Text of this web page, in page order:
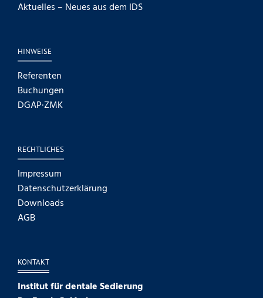
Aktuelles – Neues aus dem IDS
HINWEISE
Referenten
Buchungen
DGAP·ZMK
RECHTLICHES
Impressum
Datenschutzerklärung
Downloads
AGB
KONTAKT
Institut für dentale Sedierung